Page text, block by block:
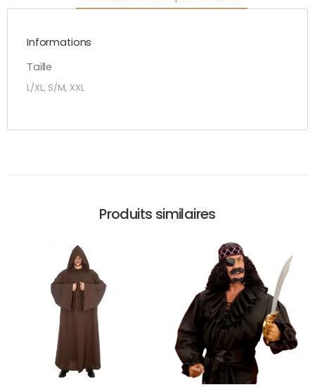
Informations
Taille
L/XL, S/M, XXL
Produits similaires